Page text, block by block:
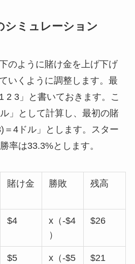
シミュレーション
のように賭け金を上げ下げ
いくように調整します。最
2 3」と書いておきます。こ
」として計算し、最初の賭
＝4ドル」とします。スター
率は33.3%とします。
賭け金 勝敗 残高
$4
x（-$4
）
$26
$5
x（-$5
$21